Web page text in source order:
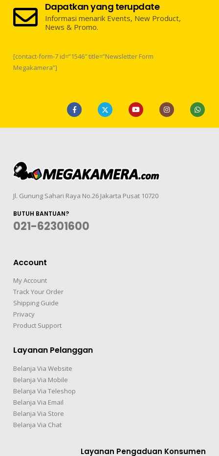
Dapatkan yang terupdate
Informasi menarik Events, New Product,
News & Promo.
[contact-form-7 id=”1546″ title=”Newsletter Form
Megakamera”]
Jl. Gunung Sahari Raya No.26 Jakarta Pusat 10720
BUTUH BANTUAN?
021-62301600
Account
My Account
Track Your Order
Shipping Guide
Privacy
Product Support
Layanan Pelanggan
Belanja Via Website
Belanja Via Mobile
Belanja Via Teleshop
Belanja Via Email
Belanja Via Store
Belanja Via Chat
Layanan Pengaduan Konsumen